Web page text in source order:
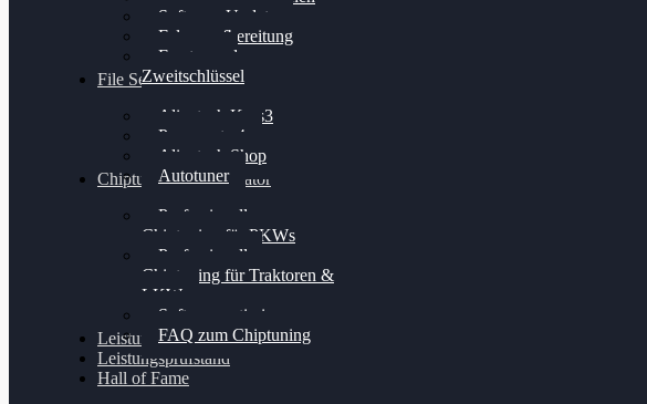
Software Update
Felgenaufbereitung
Ersatz- und
Zweitschlüssel
File Service
Alientech Kess3
Powergate 4
Alientech Shop
Autotuner
Chiptuning Konfigurator
Professionelles
Chiptuning für PKWs
Professionelles
Chiptuning für Traktoren &
LKW
Softwareoptimierung
FAQ zum Chiptuning
Leistungsmessung
Leistungsprüfstand
Hall of Fame